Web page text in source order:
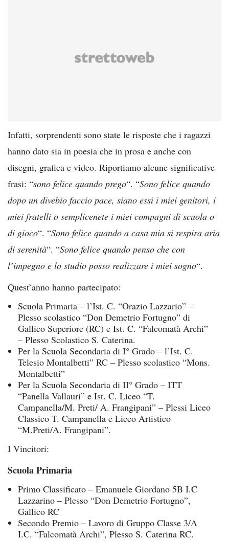
Infatti, sorprendenti sono state le risposte che i ragazzi
hanno dato sia in poesia che in prosa e anche con
disegni, grafica e video. Riportiamo alcune significative
frasi: “sono felice quando prego“. “Sono felice quando
dopo un divebio faccio pace, siano essi i miei genitori, i
miei fratelli o semplicenete i miei compagni di scuola o
di gioco“. “Sono felice quando a casa mia si respira aria
di serenità“. “Sono felice quando penso che con
l’impegno e lo studio posso realizzare i miei sogno“.
Quest’anno hanno partecipato:
Scuola Primaria – l’Ist. C. “Orazio Lazzario” –
Plesso scolastico “Don Demetrio Fortugno” di
Gallico Superiore (RC) e Ist. C. “Falcomatà Archi”
– Plesso Scolastico S. Caterina.
Per la Scuola Secondaria di I° Grado – l’Ist. C.
Telesio Montalbetti” RC – Plesso scolastico “Mons.
Montalbetti”
Per la Scuola Secondaria di II° Grado – ITT
“Panella Vallauri” e Ist. C. Liceo “T.
Campanella/M. Preti/ A. Frangipani” – Plessi Liceo
Classico T. Campanella e Liceo Artistico
“M.Preti/A. Frangipani”.
I Vincitori:
Scuola Primaria
Primo Classificato – Emanuele Giordano 5B I.C
Lazzarino – Plesso “Don Demetrio Fortugno”,
Gallico RC
Secondo Premio – Lavoro di Gruppo Classe 3/A
I.C. “Falcomatà Archi”, Plesso S. Caterina RC.